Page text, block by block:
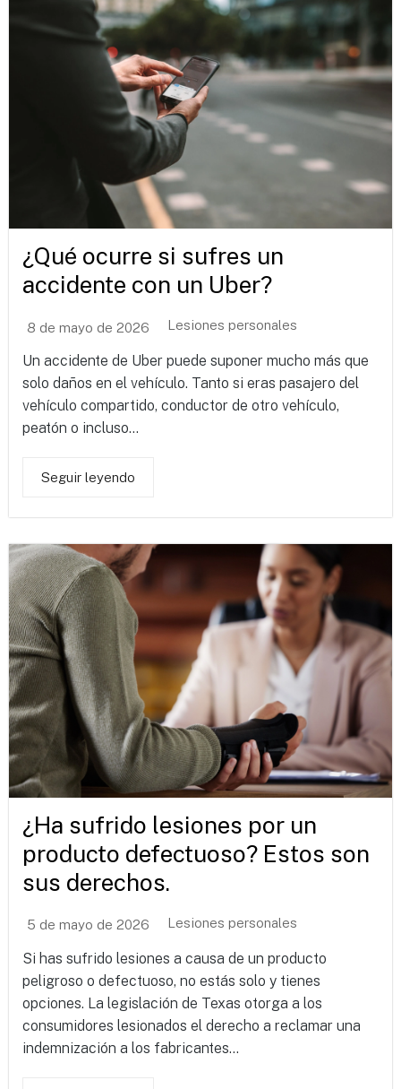
¿Qué ocurre si sufres un
accidente con un Uber?
8 de mayo de 2026 Lesiones personales
Un accidente de Uber puede suponer mucho más que
solo daños en el vehículo. Tanto si eras pasajero del
vehículo compartido, conductor de otro vehículo,
peatón o incluso...
Seguir leyendo
¿Ha sufrido lesiones por un
producto defectuoso? Estos son
sus derechos.
5 de mayo de 2026 Lesiones personales
Si has sufrido lesiones a causa de un producto
peligroso o defectuoso, no estás solo y tienes
opciones. La legislación de Texas otorga a los
consumidores lesionados el derecho a reclamar una
indemnización a los fabricantes...